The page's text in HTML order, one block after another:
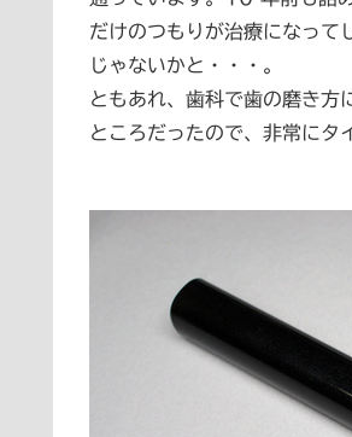
だけのつもりが治療になっ
じゃないかと・・・。
ともあれ、歯科で歯の磨き方
ところだったので、非常にタ